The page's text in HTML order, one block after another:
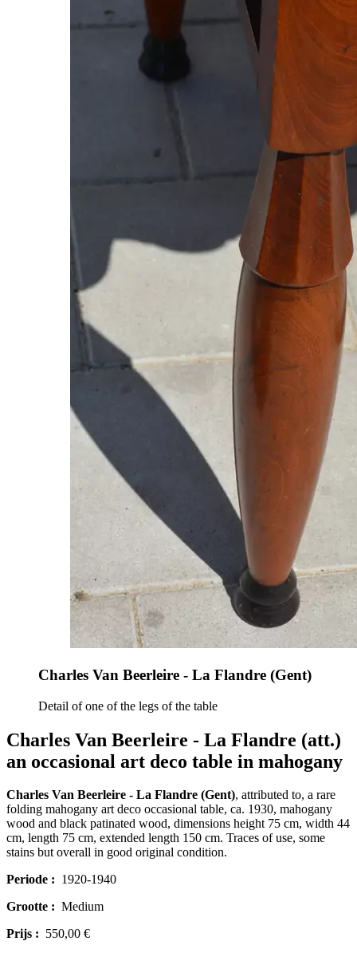
Charles Van Beerleire - La Flandre (Gent)
Detail of one of the legs of the table
Charles Van Beerleire - La Flandre (att.)
an occasional art deco table in mahogany
Charles Van Beerleire - La Flandre (Gent), attributed to, a rare
folding mahogany art deco occasional table, ca. 1930, mahogany
wood and black patinated wood, dimensions height 75 cm, width 44
cm, length 75 cm, extended length 150 cm. Traces of use, some
stains but overall in good original condition.
Periode : 1920-1940
Grootte : Medium
Prijs : 550,00 €